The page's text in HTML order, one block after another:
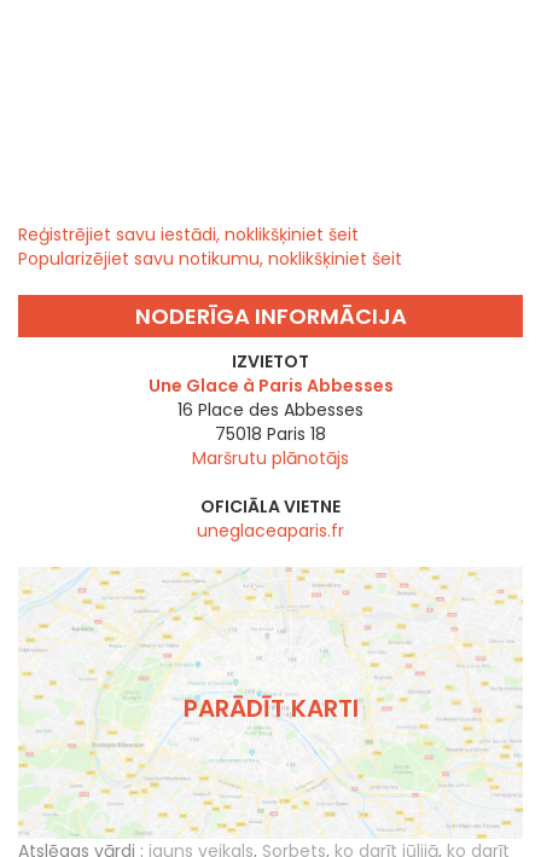
Reģistrējiet savu iestādi, noklikšķiniet šeit
Popularizējiet savu notikumu, noklikšķiniet šeit
NODERĪGA INFORMĀCIJA
IZVIETOT
Une Glace à Paris Abbesses
16 Place des Abbesses
75018 Paris 18
Maršrutu plānotājs
OFICIĀLA VIETNE
uneglaceaparis.fr
PARĀDĪT KARTI
Atslēgas vārdi : jauns veikals, Sorbets, ko darīt jūlijā, ko darīt